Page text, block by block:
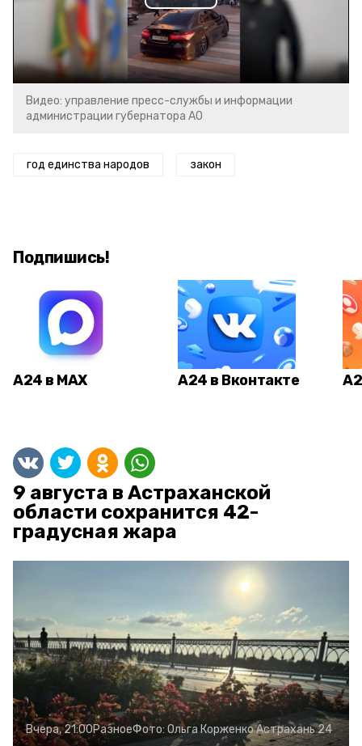
Play
Video
Видео: управление пресс-службы и информации
администрации губернатора АО
год единства народов закон
Подпишись!
А24 в MAX А24 в Вконтакте
9 августа в Астраханской
области сохранится 42-
градусная жара
Вчера, 21:00РазноеФото: Ольга КорженкоАстрахань 24